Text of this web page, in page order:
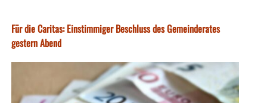
Für die Caritas: Einstimmiger Beschluss des Gemeinderates
gestern Abend